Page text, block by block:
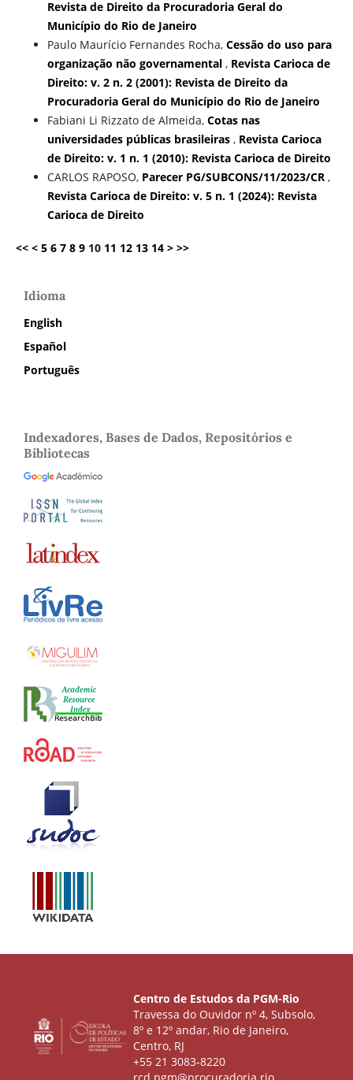
Revista de Direito da Procuradoria Geral do
Município do Rio de Janeiro
Paulo Maurício Fernandes Rocha, Cessão do uso para
organização não governamental , Revista Carioca de
Direito: v. 2 n. 2 (2001): Revista de Direito da
Procuradoria Geral do Município do Rio de Janeiro
Fabiani Li Rizzato de Almeida, Cotas nas
universidades públicas brasileiras , Revista Carioca
de Direito: v. 1 n. 1 (2010): Revista Carioca de Direito
CARLOS RAPOSO, Parecer PG/SUBCONS/11/2023/CR ,
Revista Carioca de Direito: v. 5 n. 1 (2024): Revista
Carioca de Direito
<< < 5 6 7 8 9 10 11 12 13 14 > >>
Idioma
English
Español
Português
Indexadores, Bases de Dados, Repositórios e
Bibliotecas
Centro de Estudos da PGM-Rio
Travessa do Ouvidor nº 4, Subsolo,
8º e 12º andar, Rio de Janeiro,
Centro, RJ
+55 21 3083-8220